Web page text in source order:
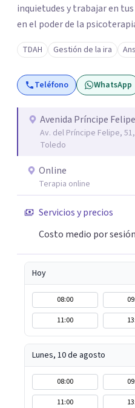
inquietudes y trabajar en
en el poder de la
la vida de las personas, y
contribuir a este proceso en
basa en el respeto y en la
fundamental que cada
camino hacia el
emocional. Me apasiona
una perspectiva cercana y
acompañarte en tu camino
equilibrio que buscas.
TDAH Gestión de la ira
Teléfono WhatsApp
Avenida Príncipe Felipe
Av. del Príncipe Felipe,
Toledo
Online
Terapia online
Servicios y precios
Costo medio por sesión
Hoy
08:00
11:00
Lunes, 10 de agosto
08:00
11:00